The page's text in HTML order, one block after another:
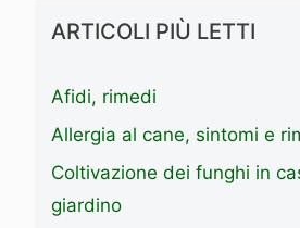
ARTICOLI PIÙ LETTI
Afidi, rimedi
Allergia al cane, sintomi e
Coltivazione dei funghi in
giardino